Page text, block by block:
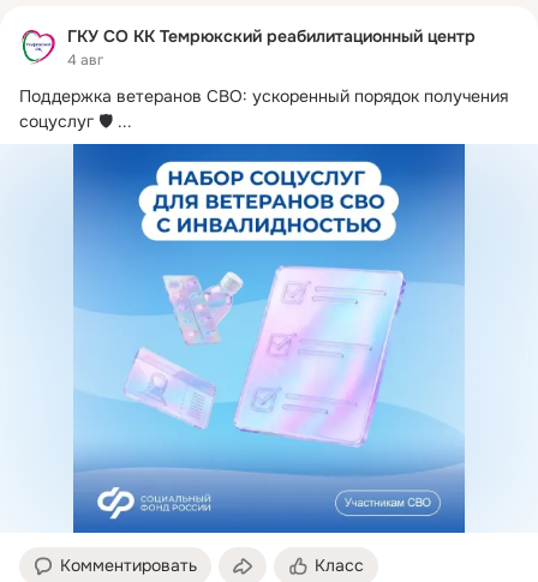
ГКУ СО КК Темрюкский реабилитационный центр
4 авг
Поддержка ветеранов СВО: ускоренный порядок получения
соцуслуг 🛡 ...
Комментировать Класс